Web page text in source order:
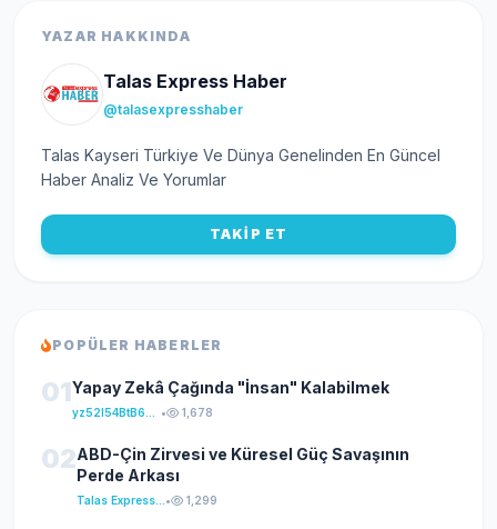
YAZAR HAKKINDA
Talas Express Haber
@talasexpresshaber
Talas Kayseri Türkiye Ve Dünya Genelinden En Güncel
Haber Analiz Ve Yorumlar
TAKİP ET
POPÜLER HABERLER
01Yapay Zekâ Çağında "İnsan" Kalabilmek
• 1,678
02ABD-Çin Zirvesi ve Küresel Güç Savaşının
Perde Arkası
• 1,299